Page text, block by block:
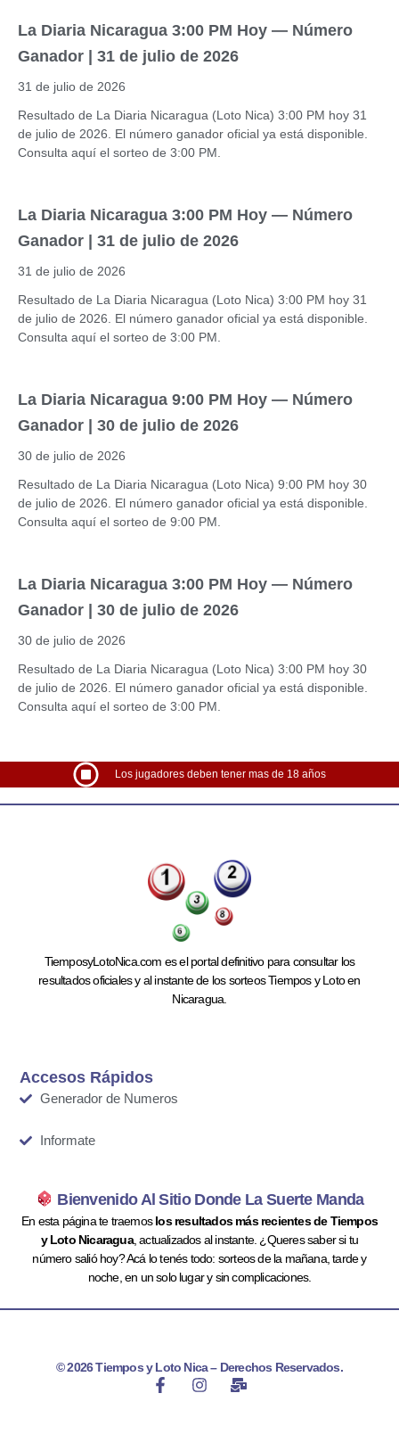
La Diaria Nicaragua 3:00 PM Hoy — Número
Ganador | 31 de julio de 2026
31 de julio de 2026
Resultado de La Diaria Nicaragua (Loto Nica) 3:00 PM hoy 31
de julio de 2026. El número ganador oficial ya está disponible.
Consulta aquí el sorteo de 3:00 PM.
La Diaria Nicaragua 3:00 PM Hoy — Número
Ganador | 31 de julio de 2026
31 de julio de 2026
Resultado de La Diaria Nicaragua (Loto Nica) 3:00 PM hoy 31
de julio de 2026. El número ganador oficial ya está disponible.
Consulta aquí el sorteo de 3:00 PM.
La Diaria Nicaragua 9:00 PM Hoy — Número
Ganador | 30 de julio de 2026
30 de julio de 2026
Resultado de La Diaria Nicaragua (Loto Nica) 9:00 PM hoy 30
de julio de 2026. El número ganador oficial ya está disponible.
Consulta aquí el sorteo de 9:00 PM.
La Diaria Nicaragua 3:00 PM Hoy — Número
Ganador | 30 de julio de 2026
30 de julio de 2026
Resultado de La Diaria Nicaragua (Loto Nica) 3:00 PM hoy 30
de julio de 2026. El número ganador oficial ya está disponible.
Consulta aquí el sorteo de 3:00 PM.
Los jugadores deben tener mas de 18 años
TiemposyLotoNica.com es el portal definitivo para consultar los
resultados oficiales y al instante de los sorteos Tiempos y Loto en
Nicaragua.
Accesos Rápidos
Generador de Numeros
Informate
Bienvenido Al Sitio Donde La Suerte Manda
En esta página te traemoslos resultados más recientes de Tiempos
y Loto Nicaragua, actualizados al instante. ¿Queres saber si tu
número salió hoy? Acá lo tenés todo: sorteos de la mañana, tarde y
noche, en un solo lugar y sin complicaciones.
© 2026 Tiempos y Loto Nica – Derechos Reservados.
F
I
M